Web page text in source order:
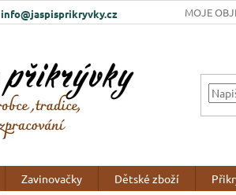
info@jaspisprikryvky.cz MOJE
Zavinovačky Dětské zboží